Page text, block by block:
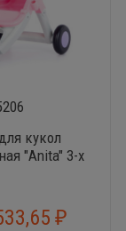
кукол
"Anita" 3-х
₽